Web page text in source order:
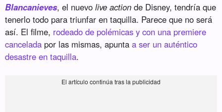
Blancanieves, el nuevolive action de Disney, tendría que
tenerlo todo para triunfar en taquilla. Parece que no será
así. El filme, rodeado de polémicas y con una premiere
cancelada por las mismas, apuntaa ser un auténtico
desastre en taquilla.